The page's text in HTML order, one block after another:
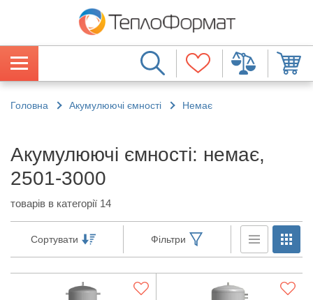
Головна Акумулюючі ємності Немає
Акумулюючі ємності: немає,
2501-3000
товарів в категорії 14
Сортувати Фільтри